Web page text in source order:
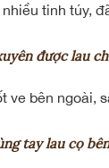
tinh túy,
được lau
bên ngoài,
tay lau cọ